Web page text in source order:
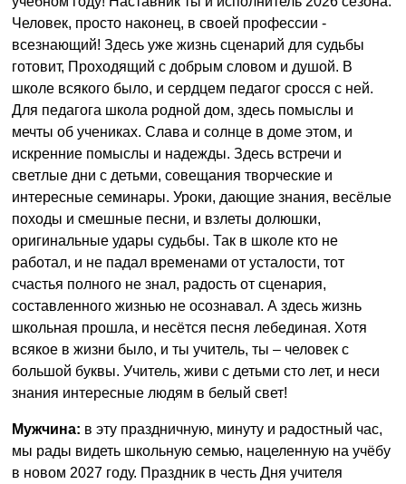
Человек, просто наконец, в своей профессии -
всезнающий! Здесь уже жизнь сценарий для судьбы
готовит, Проходящий с добрым словом и душой. В
школе всякого было, и сердцем педагог сросся с ней.
Для педагога школа родной дом, здесь помыслы и
мечты об учениках. Слава и солнце в доме этом, и
искренние помыслы и надежды. Здесь встречи и
светлые дни с детьми, совещания творческие и
интересные семинары. Уроки, дающие знания, весёлые
походы и смешные песни, и взлеты долюшки,
оригинальные удары судьбы. Так в школе кто не
работал, и не падал временами от усталости, тот
счастья полного не знал, радость от сценария,
составленного жизнью не осознавал. А здесь жизнь
школьная прошла, и несётся песня лебединая. Хотя
всякое в жизни было, и ты учитель, ты – человек с
большой буквы. Учитель, живи с детьми сто лет, и неси
знания интересные людям в белый свет!
Мужчина: в эту праздничную, минуту и радостный час,
мы рады видеть школьную семью, нацеленную на учёбу
в новом 2027 году. Праздник в честь Дня учителя